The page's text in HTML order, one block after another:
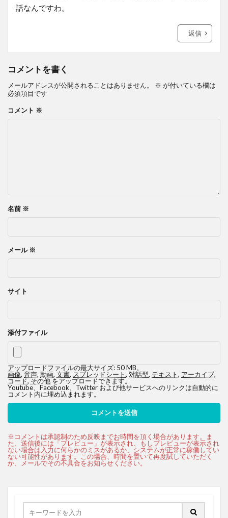
話なんですわ。
返信
コメントを書く
メールアドレスが公開されることはありません。 ※ が付いている欄は
必須項目です
コメント ※
名前 ※
メール ※
サイト
添付ファイル
アップロードファイルの最大サイズ: 50 MB。
画像, 音声, 動画, 文書, スプレッドシート, 対話型, テキスト, アーカイブ,
コード,その他をアップロードできます。
Youtube、Facebook、Twitter および他サービスへのリンクは自動的に
コメント内に埋め込まれます。